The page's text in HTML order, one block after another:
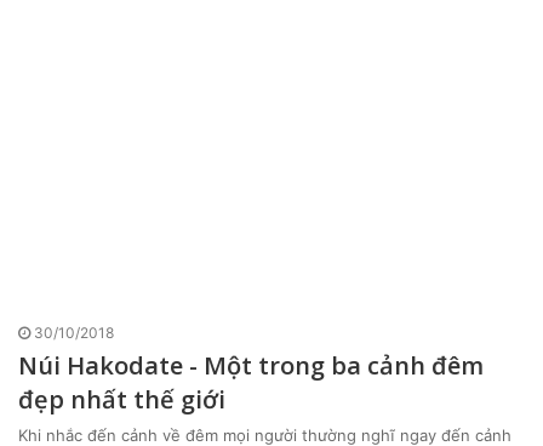
30/10/2018
Núi Hakodate - Một trong ba cảnh đêm
đẹp nhất thế giới
Khi nhắc đến cảnh về đêm mọi người thường nghĩ ngay đến cảnh